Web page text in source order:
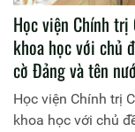
Học viện Chính trị
khoa học với chủ
cờ Đảng và tên
- Tự tin vững
Học viện Chính trị
khoa học với chủ